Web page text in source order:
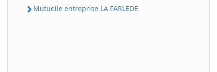
Mutuelle entreprise LA FARLEDE